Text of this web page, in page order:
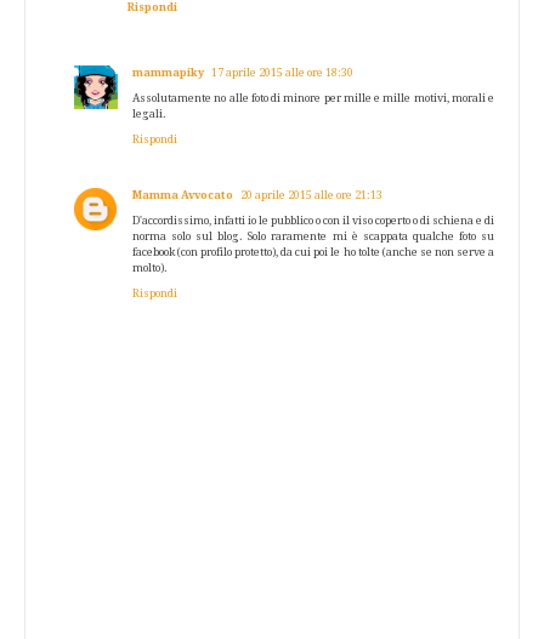
Rispondi
mammapiky 17 aprile 2015 alle ore 18:30
Assolutamente no alle foto di minore per mille e mille motivi, morali e
legali.
Rispondi
Mamma Avvocato 20 aprile 2015 alle ore 21:13
D'accordissimo, infatti io le pubblico o con il viso coperto o di schiena e di
norma solo sul blog. Solo raramente mi è scappata qualche foto su
facebook (con profilo protetto), da cui poi le ho tolte (anche se non serve a
molto).
Rispondi